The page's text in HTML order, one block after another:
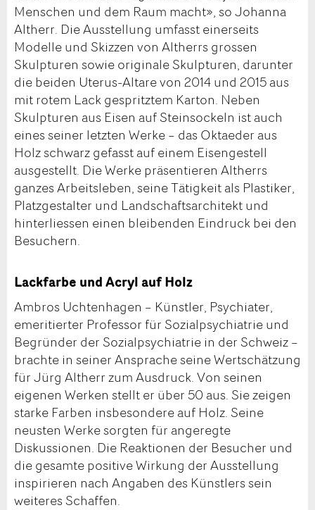
Menschen und dem Raum macht», so Johanna
Altherr. Die Ausstellung umfasst einerseits
Modelle und Skizzen von Altherrs grossen
Skulpturen sowie originale Skulpturen, darunter
die beiden Uterus-Altare von 2014 und 2015 aus
mit rotem Lack gespritztem Karton. Neben
Skulpturen aus Eisen auf Steinsockeln ist auch
eines seiner letzten Werke – das Oktaeder aus
Holz schwarz gefasst auf einem Eisengestell
ausgestellt. Die Werke präsentieren Altherrs
ganzes Arbeitsleben, seine Tätigkeit als Plastiker,
Platzgestalter und Landschaftsarchitekt und
hinterliessen einen bleibenden Eindruck bei den
Besuchern.
Lackfarbe und Acryl auf Holz
Ambros Uchtenhagen – Künstler, Psychiater,
emeritierter Professor für Sozialpsychiatrie und
Begründer der Sozialpsychiatrie in der Schweiz –
brachte in seiner Ansprache seine Wertschätzung
für Jürg Altherr zum Ausdruck. Von seinen
eigenen Werken stellt er über 50 aus. Sie zeigen
starke Farben insbesondere auf Holz. Seine
neusten Werke sorgten für angeregte
Diskussionen. Die Reaktionen der Besucher und
die gesamte positive Wirkung der Ausstellung
inspirieren nach Angaben des Künstlers sein
weiteres Schaffen.